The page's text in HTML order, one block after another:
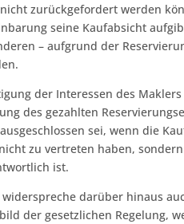
zurückgefordert werden
seine Kaufabsicht
– aufgrund der
der Interessen des
des gezahlten
sei, wenn die
zu vertreten haben,
ist.
darüber hinaus
der gesetzlichen Regelung,